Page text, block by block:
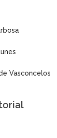
Vasconcelos